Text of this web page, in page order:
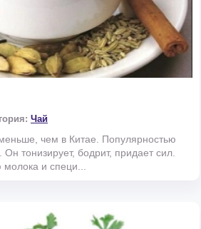
Чай
чем в Китае. Популярностью
Он тонизирует, бодрит, придает сил.
молока и специ...